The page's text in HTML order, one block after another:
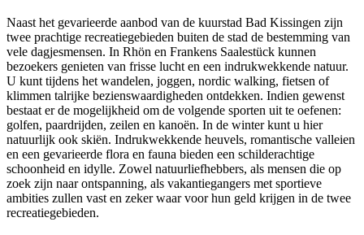
Naast het gevarieerde aanbod van de kuurstad Bad Kissingen zijn
twee prachtige recreatiegebieden buiten de stad de bestemming van
vele dagjesmensen. In Rhön en Frankens Saalestück kunnen
bezoekers genieten van frisse lucht en een indrukwekkende natuur.
U kunt tijdens het wandelen, joggen, nordic walking, fietsen of
klimmen talrijke bezienswaardigheden ontdekken. Indien gewenst
bestaat er de mogelijkheid om de volgende sporten uit te oefenen:
golfen, paardrijden, zeilen en kanoën. In de winter kunt u hier
natuurlijk ook skiën. Indrukwekkende heuvels, romantische valleien
en een gevarieerde flora en fauna bieden een schilderachtige
schoonheid en idylle. Zowel natuurliefhebbers, als mensen die op
zoek zijn naar ontspanning, als vakantiegangers met sportieve
ambities zullen vast en zeker waar voor hun geld krijgen in de twee
recreatiegebieden.